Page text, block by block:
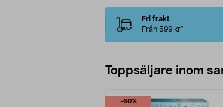
Fri frakt
Från 599 kr*
Toppsäljare inom
-60%